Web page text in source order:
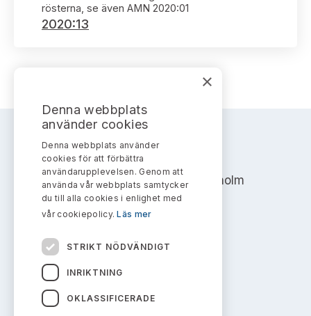
Ledamöter
Publikationer och anföranden
Sök uttalanden
Bildarkiv
Kontakt administrativa ärenden
rösterna, se även AMN 2020:01
2020:13
AKTIEMARKNADSNÄMNDEN
Address: Box 7354, 103 90 Stockholm
info@aktiemarknadsnamnden.se
Om innehållet
Om webbplatsen
×
Denna webbplats
använder cookies
Denna webbplats använder
cookies för att förbättra
användarupplevelsen. Genom att
använda vår webbplats samtycker
du till alla cookies i enlighet med
vår cookiepolicy.Läs mer
STRIKT NÖDVÄNDIGT
INRIKTNING
OKLASSIFICERADE